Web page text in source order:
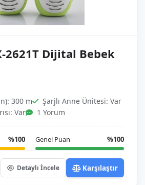
2621T Dijital Bebek
300 m
Şarjlı Anne Ünitesi: Var
Var
1 Yorum
%100 Genel Puan %100
Detaylı İncele Karşılaştır